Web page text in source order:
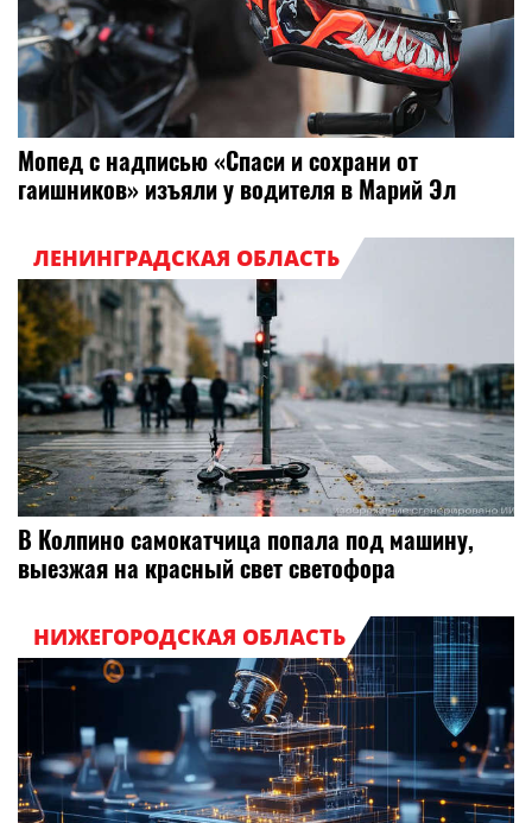
Мопед с надписью «Спаси и сохрани от
гаишников» изъяли у водителя в Марий Эл
ЛЕНИНГРАДСКАЯ ОБЛАСТЬ
В Колпино самокатчица попала под машину,
выезжая на красный свет светофора
НИЖЕГОРОДСКАЯ ОБЛАСТЬ